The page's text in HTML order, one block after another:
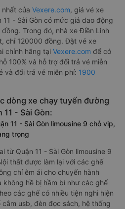
nhất của Vexere.com, giá vé xe
- Sài Gòn có mức giá dao động
Trong đó, nhà xe Điền Linh
chỉ 120000 đồng. Đặt vé xe
chính hãng tại Vexere.com để có
100% và hỗ trợ đổi trả vé miễn
và đổi trả vé miễn phí: 1900
dòng xe chạy tuyến đường
- Sài Gòn:
11 - Sài Gòn limousine 9 chỗ vip,
trọng
từ Quận 11 - Sài Gòn limousine 9
thất được làm lại với các ghế
chỉ êm ái cho chuyến hành
không hề bị hầm bí như các ghế
các ghế có nhiều tiện nghi hiện
usb, đèn đọc sách, hệ thống